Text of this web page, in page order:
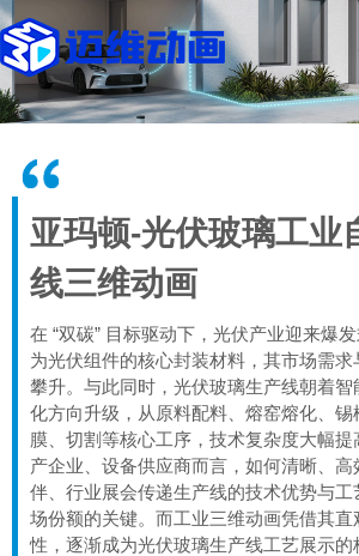
亚玛顿-光伏玻璃工业
线三维动画
在 “双碳” 目标驱动下，光伏产业迎来爆
为光伏组件的核心封装材料，其市场需
攀升。与此同时，光伏玻璃生产线朝着
化方向升级，从原料配料、熔窑熔化、
膜、切割等核心工序，技术复杂度大幅
产企业、设备供应商而言，如何清晰、高
伴、行业展会传递生产线的技术优势与
场份额的关键。而工业三维动画凭借其
性，逐渐成为光伏玻璃生产线工艺展示的